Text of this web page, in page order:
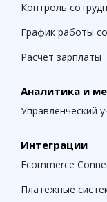
Контроль
График работы
Расчет зарплаты
Аналитика и
Управленческий
Интеграции
Ecommerce
Платежные